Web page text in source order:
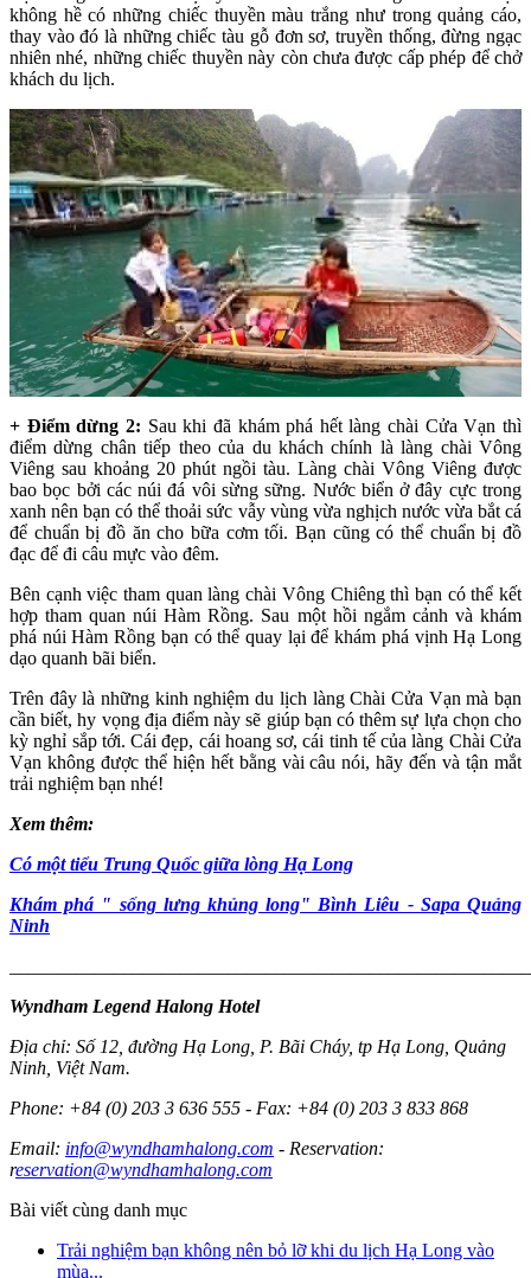
không hề có những chiếc thuyền màu trắng như trong quảng cáo,
thay vào đó là những chiếc tàu gỗ đơn sơ, truyền thống, đừng ngạc
nhiên nhé, những chiếc thuyền này còn chưa được cấp phép để chở
khách du lịch.
+ Điểm dừng 2: Sau khi đã khám phá hết làng chài Cửa Vạn thì
điểm dừng chân tiếp theo của du khách chính là làng chài Vông
Viêng sau khoảng 20 phút ngồi tàu. Làng chài Vông Viêng được
bao bọc bởi các núi đá vôi sừng sững. Nước biển ở đây cực trong
xanh nên bạn có thể thoải sức vẫy vùng vừa nghịch nước vừa bắt cá
để chuẩn bị đồ ăn cho bữa cơm tối. Bạn cũng có thể chuẩn bị đồ
đạc để đi câu mực vào đêm.
Bên cạnh việc tham quan làng chài Vông Chiêng thì bạn có thể kết
hợp tham quan núi Hàm Rồng. Sau một hồi ngắm cảnh và khám
phá núi Hàm Rồng bạn có thể quay lại để khám phá vịnh Hạ Long
dạo quanh bãi biển.
Trên đây là những kinh nghiệm du lịch làng Chài Cửa Vạn mà bạn
cần biết, hy vọng địa điểm này sẽ giúp bạn có thêm sự lựa chọn cho
kỳ nghỉ sắp tới. Cái đẹp, cái hoang sơ, cái tinh tế của làng Chài Cửa
Vạn không được thể hiện hết bằng vài câu nói, hãy đến và tận mắt
trải nghiệm bạn nhé!
Xem thêm:
Có một tiểu Trung Quốc giữa lòng Hạ Long
Khám phá " sống lưng khủng long" Bình Liêu - Sapa Quảng
Ninh
Wyndham Legend Halong Hotel
Địa chỉ: Số 12, đường Hạ Long, P. Bãi Cháy, tp Hạ Long, Quảng
Ninh, Việt Nam.
Phone: +84 (0) 203 3 636 555 - Fax: +84 (0) 203 3 833 868
Email: info@wyndhamhalong.com - Reservation:
reservation@wyndhamhalong.com
Bài viết cùng danh mục